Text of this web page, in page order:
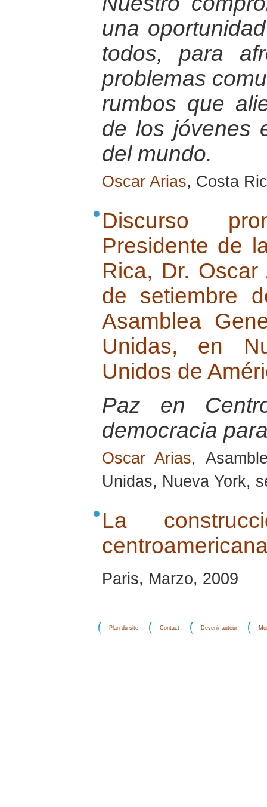
una
todos, para
problemas
rumbos que
de los jóvenes
del mundo.
Oscar Arias, Costa
Discurso
Presidente de
Rica, Dr.
de setiembre
Asamblea
Unidas, en
Unidos de
Paz en
democracia
Oscar Arias,
Unidas, Nueva York,
La
Paris, Marzo, 2009
Plan du site Contact Devenir auteur